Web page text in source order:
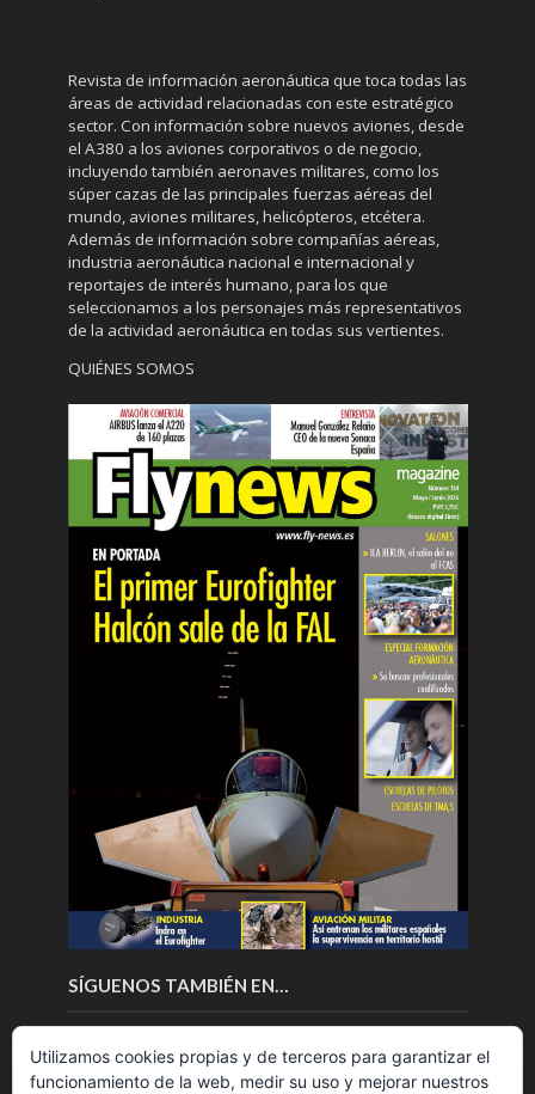
Revista de información aeronáutica que toca todas las
áreas de actividad relacionadas con este estratégico
sector. Con información sobre nuevos aviones, desde
el A380 a los aviones corporativos o de negocio,
incluyendo también aeronaves militares, como los
súper cazas de las principales fuerzas aéreas del
mundo, aviones militares, helicópteros, etcétera.
Además de información sobre compañías aéreas,
industria aeronáutica nacional e internacional y
reportajes de interés humano, para los que
seleccionamos a los personajes más representativos
de la actividad aeronáutica en todas sus vertientes.
QUIÉNES SOMOS
SÍGUENOS TAMBIÉN EN…
Utilizamos cookies propias y de terceros para garantizar el
funcionamiento de la web, medir su uso y mejorar nuestros